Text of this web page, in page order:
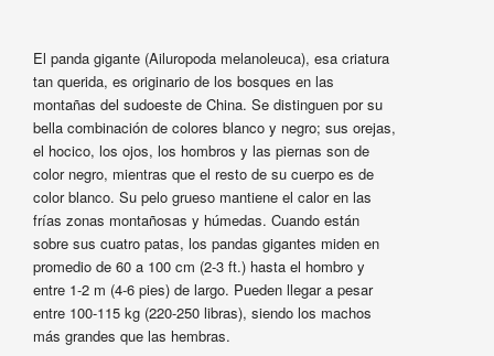
El panda gigante (Ailuropoda melanoleuca), esa criatura
tan querida, es originario de los bosques en las
montañas del sudoeste de China. Se distinguen por su
bella combinación de colores blanco y negro; sus orejas,
el hocico, los ojos, los hombros y las piernas son de
color negro, mientras que el resto de su cuerpo es de
color blanco. Su pelo grueso mantiene el calor en las
frías zonas montañosas y húmedas. Cuando están
sobre sus cuatro patas, los pandas gigantes miden en
promedio de 60 a 100 cm (2-3 ft.) hasta el hombro y
entre 1-2 m (4-6 pies) de largo. Pueden llegar a pesar
entre 100-115 kg (220-250 libras), siendo los machos
más grandes que las hembras.